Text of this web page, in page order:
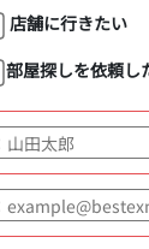
店舗に行きたい
部屋探しを依頼し